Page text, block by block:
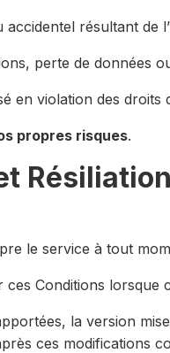
résultant de
perte de données
en violation des droits
propres risques.
le service à tout
Conditions lorsque
la version
ces modifications